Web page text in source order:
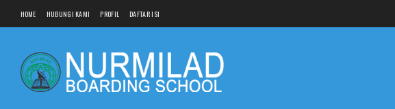
HOME HUBUNGI KAMI PROFIL DAFTAR ISI